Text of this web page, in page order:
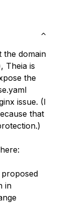
the domain
Theia is
the
issue. (I
that
proposed
in